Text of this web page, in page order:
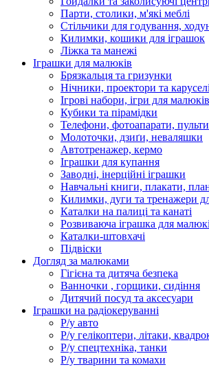
Парти, столики, м'які меблі
Стільчики для годування,
Килимки, кошики для іграшок
Ліжка та манежі
Іграшки для малюків
Брязкальця та гризунки
Нічники, проектори та каруселі
Ігрові набори, ігри для малюків
Кубики та пірамідки
Телефони, фотоапарати, пульти
Молоточки, дзиґи, неваляшки
Автотренажер, кермо
Іграшки для купання
Заводні, інерційні іграшки
Навчальні книги, плакати,
Килимки, дуги та тренажери
Каталки на палиці та канаті
Розвиваюча іграшка для
Каталки-штовхачі
Підвіски
Догляд за малюками
Гігієна та дитяча безпека
Ванночки , горщики, сидіння
Дитячий посуд та аксесуари
Іграшки на радіокеруванні
Р/у авто
Р/у гелікоптери, літаки,
Р/у спецтехніка, танки
Р/у тварини та комахи